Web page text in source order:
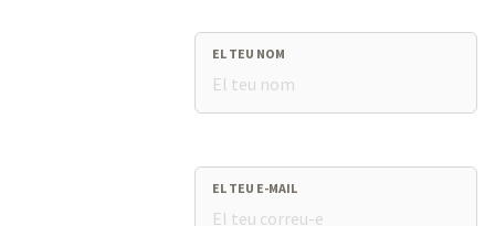
EL TEU NOM
EL TEU E-MAIL